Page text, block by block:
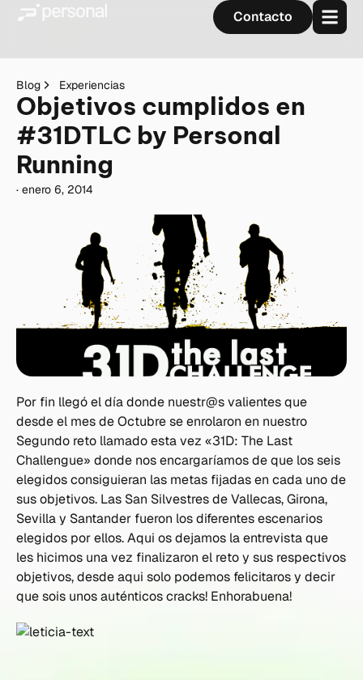
Contacto
Blog Experiencias
Objetivos cumplidos en
#31DTLC by Personal
Running
· enero 6, 2014
Por fin llegó el día donde nuestr@s valientes que
desde el mes de Octubre se enrolaron en nuestro
Segundo reto llamado esta vez «31D: The Last
Challengue» donde nos encargaríamos de que los seis
elegidos consiguieran las metas fijadas en cada uno de
sus objetivos. Las San Silvestres de Vallecas, Girona,
Sevilla y Santander fueron los diferentes escenarios
elegidos por ellos. Aqui os dejamos la entrevista que
les hicimos una vez finalizaron el reto y sus respectivos
objetivos, desde aqui solo podemos felicitaros y decir
que sois unos auténticos cracks! Enhorabuena!